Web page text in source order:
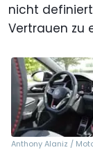
nicht
Vertrauen zu
Anthony Alaniz /